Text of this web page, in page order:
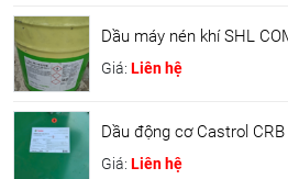
Dầu máy nén khí SHL
Giá: Liên hệ
Dầu động cơ Castrol
Giá: Liên hệ